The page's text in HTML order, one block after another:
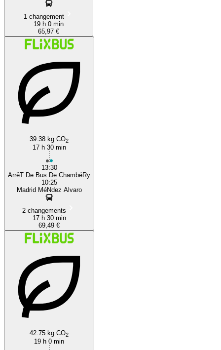
1 changement
19 h 0 min
65,97 €
39.38 kg CO2
17 h 30 min
13:30
ArrêT De Bus De ChambéRy
10:25
Madrid MéNdez Alvaro
2 changements
17 h 30 min
69,49 €
42.75 kg CO2
19 h 0 min